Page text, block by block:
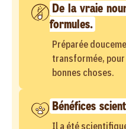
De la vraie
formules.
Préparée
transformée,
bonnes choses.
Bénéfices
Il a été